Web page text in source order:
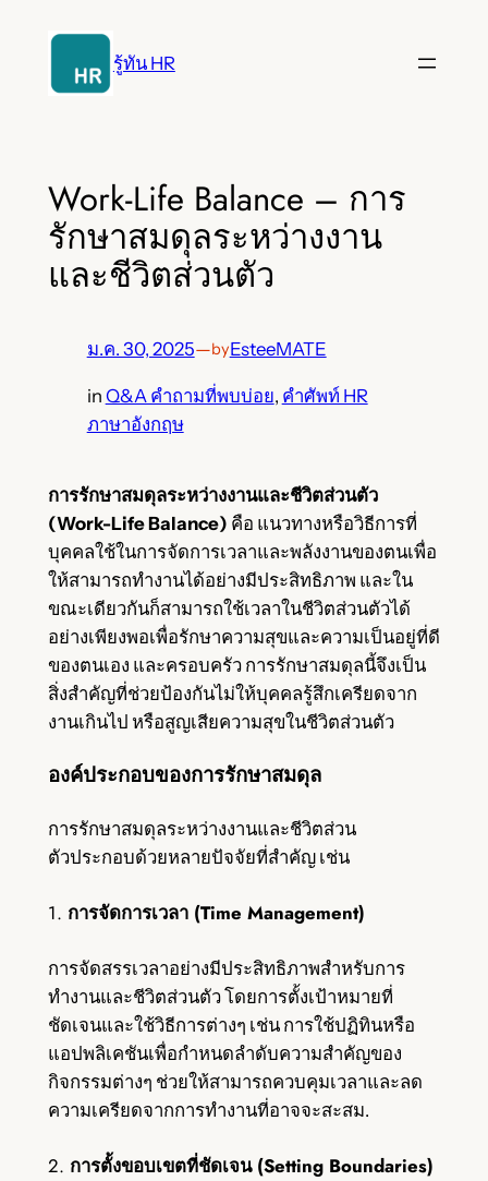
รู้ทัน HR
Work-Life Balance – การ
รักษาสมดุลระหว่างงาน
และชีวิตส่วนตัว
ม.ค. 30, 2025—byEsteeMATE
in Q&A คำถามที่พบบ่อย, คำศัพท์ HR
ภาษาอังกฤษ
การรักษาสมดุลระหว่างงานและชีวิตส่วนตัว
(Work-Life Balance) คือ แนวทางหรือวิธีการที่
บุคคลใช้ในการจัดการเวลาและพลังงานของตนเพื่อ
ให้สามารถทำงานได้อย่างมีประสิทธิภาพ และใน
ขณะเดียวกันก็สามารถใช้เวลาในชีวิตส่วนตัวได้
อย่างเพียงพอเพื่อรักษาความสุขและความเป็นอยู่ที่ดี
ของตนเอง และครอบครัว การรักษาสมดุลนี้จึงเป็น
สิ่งสำคัญที่ช่วยป้องกันไม่ให้บุคคลรู้สึกเครียดจาก
งานเกินไป หรือสูญเสียความสุขในชีวิตส่วนตัว
องค์ประกอบของการรักษาสมดุล
การรักษาสมดุลระหว่างงานและชีวิตส่วน
ตัวประกอบด้วยหลายปัจจัยที่สำคัญ เช่น
1. การจัดการเวลา (Time Management)
การจัดสรรเวลาอย่างมีประสิทธิภาพสำหรับการ
ทำงานและชีวิตส่วนตัว โดยการตั้งเป้าหมายที่
ชัดเจนและใช้วิธีการต่างๆ เช่น การใช้ปฏิทินหรือ
แอปพลิเคชันเพื่อกำหนดลำดับความสำคัญของ
กิจกรรมต่างๆ ช่วยให้สามารถควบคุมเวลาและลด
ความเครียดจากการทำงานที่อาจจะสะสม.
2. การตั้งขอบเขตที่ชัดเจน (Setting Boundaries)